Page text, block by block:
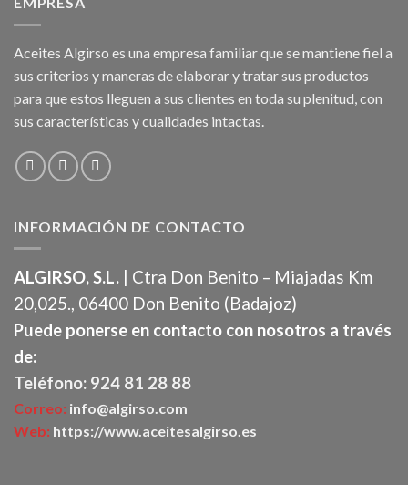
Aceites Algirso es una empresa familiar que se mantiene fiel a
sus criterios y maneras de elaborar y tratar sus productos
para que estos lleguen a sus clientes en toda su plenitud, con
sus características y cualidades intactas.
INFORMACIÓN DE CONTACTO
ALGIRSO, S.L. | Ctra Don Benito – Miajadas Km
20,025., 06400 Don Benito (Badajoz)
Puede ponerse en contacto con nosotros a través
de:
Teléfono: 924 81 28 88
Correo: info@algirso.com
Web: https://www.aceitesalgirso.es